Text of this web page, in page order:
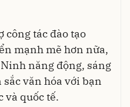
công tác đào tạo
mạnh mẽ hơn nữa,
năng động, sáng
văn hóa với bạn
và quốc tế.